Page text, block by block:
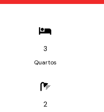
3
Quartos
2